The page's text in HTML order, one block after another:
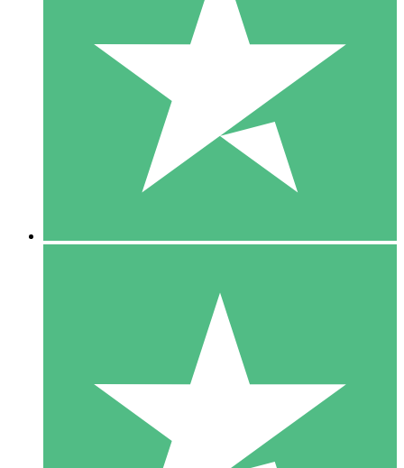
Individuele Creditpakketten
Betaal per gebruik met downloadtegoeden. Geen maandelijkse
1000
10 Downloaden
20 00